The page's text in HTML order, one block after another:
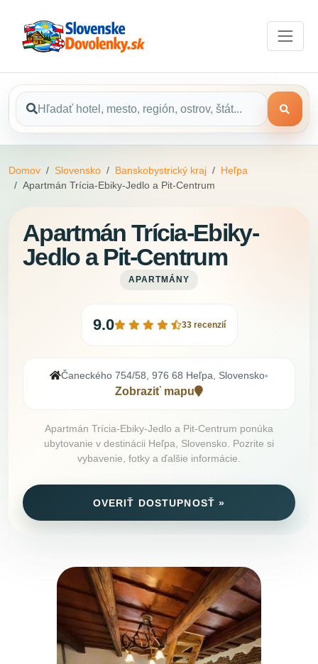
Domov Slovensko Banskobystrický kraj
Heľpa
Apartmán Trícia-Ebiky-Jedlo a Pit-Centrum
Apartmán Trícia-Ebiky-
Jedlo a Pit-Centrum
APARTMÁNY
9.0 33 recenzií
Čaneckého 754/58, 976 68 Heľpa, Slovensko•
Zobraziť mapu
Apartmán Trícia-Ebiky-Jedlo a Pit-Centrum ponúka
ubytovanie v destinácii Heľpa, Slovensko. Pozrite si
vybavenie, fotky a ďalšie informácie.
OVERIŤ DOSTUPNOSŤ »